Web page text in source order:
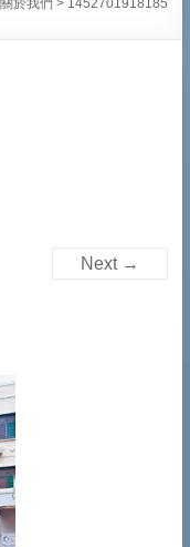
關於我們 > 1452701918185
Next →